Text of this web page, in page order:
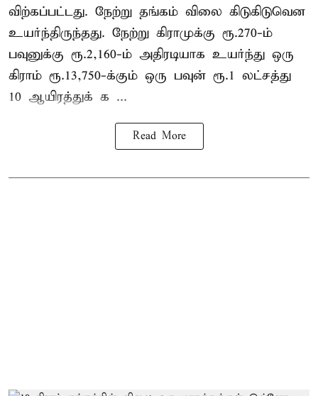
விற்கப்பட்டது. நேற்று தங்கம் விலை கிடுகிடுவென
உயர்ந்திருந்தது. நேற்று கிராமுக்கு ரூ.270-ம்
பவுனுக்கு ரூ.2,160-ம் அதிரடியாக உயர்ந்து ஒரு
கிராம் ரூ.13,750-க்கும் ஒரு பவுன் ரூ.1 லட்சத்து
10 ஆயிரத்துக் க ...
Read More